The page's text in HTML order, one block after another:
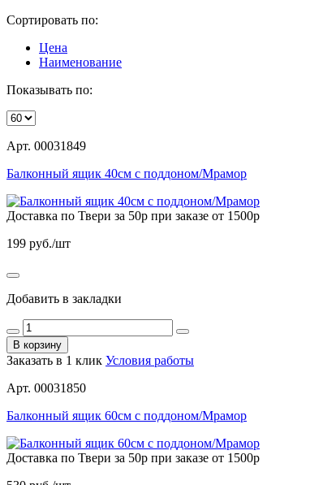
Сортировать по:
Цена
Наименование
Показывать по:
Арт. 00031849
Балконный ящик 40см с поддоном/Мрамор
Доставка по Твери за 50р при заказе от 1500р
199 руб./шт
Добавить в закладки
В корзину
Заказать в 1 клик Условия работы
Арт. 00031850
Балконный ящик 60см с поддоном/Мрамор
Доставка по Твери за 50р при заказе от 1500р